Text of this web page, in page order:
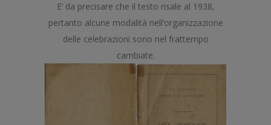
E’ da precisare che il testo risale al 1938,
pertanto alcune modalità nell’organizzazione
delle celebrazioni sono nel frattempo
cambiate.